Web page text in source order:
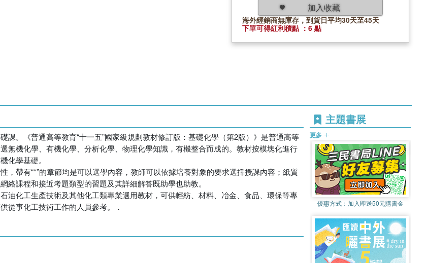
加入收藏
海外經銷商無庫存，到貨日平均30天至45天
下單可得紅利積點 ：6 點
。《普通高等教育“十一五”國家級規劃教材修訂版：基礎化學（第2版）》是普通高等
無機化學、有機化學、分析化學、物理化學知識，有機整合而成的。教材按模塊化進行
化學基礎。
帶有“*”的章節均是可以選學內容，教師可以依據培養對象的要求選擇授課內容；紙質
課程和接近考題類型的習題及其詳細解答既助學也助教。
油化工生產技術及其他化工類專業選用教材，可供輕紡、材料、冶金、食品、環保等專
從事化工技術工作的人員參考。．
主題書展
更多
優惠方式： 加入即送50元購書金